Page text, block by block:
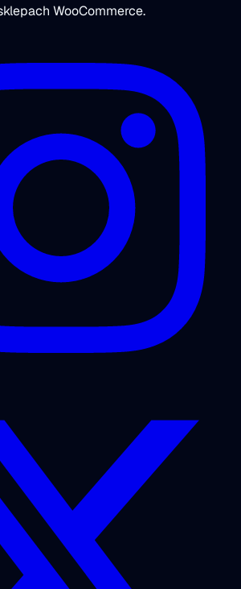
WooCommerce.